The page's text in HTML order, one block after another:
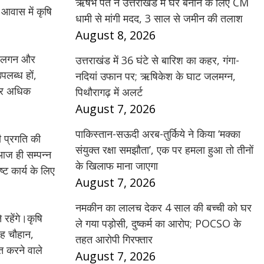
आवास में कृषि
लगन और
हों,
अधिक
की
ही सम्पन्न
कार्य के लिए
रहेंगे।कृषि
चौहान,
करने वाले
धामी से मांगी मदद, 3 साल से जमीन की तलाश
August 8, 2026
उत्तराखंड में 36 घंटे से बारिश का कहर, गंगा-
नदियां उफान पर; ऋषिकेश के घाट जलमग्न,
पिथौरागढ़ में अलर्ट
August 7, 2026
पाकिस्तान-सऊदी अरब-तुर्किये ने किया ‘मक्का
संयुक्त रक्षा समझौता’, एक पर हमला हुआ तो तीनों
के खिलाफ माना जाएगा
August 7, 2026
नमकीन का लालच देकर 4 साल की बच्ची को घर
ले गया पड़ोसी, दुष्कर्म का आरोप; POCSO के
तहत आरोपी गिरफ्तार
August 7, 2026